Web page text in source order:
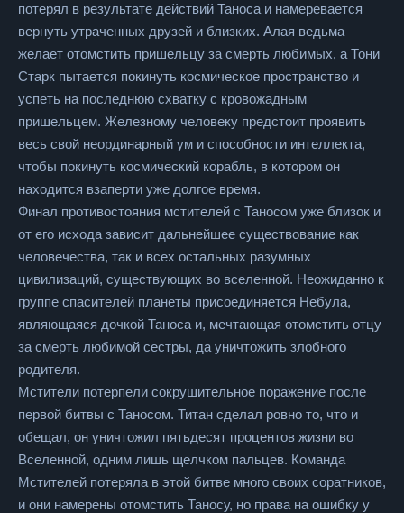
потерял в результате действий Таноса и намеревается
вернуть утраченных друзей и близких. Алая ведьма
желает отомстить пришельцу за смерть любимых, а Тони
Старк пытается покинуть космическое пространство и
успеть на последнюю схватку с кровожадным
пришельцем. Железному человеку предстоит проявить
весь свой неординарный ум и способности интеллекта,
чтобы покинуть космический корабль, в котором он
находится взаперти уже долгое время.
Финал противостояния мстителей с Таносом уже близок и
от его исхода зависит дальнейшее существование как
человечества, так и всех остальных разумных
цивилизаций, существующих во вселенной. Неожиданно к
группе спасителей планеты присоединяется Небула,
являющаяся дочкой Таноса и, мечтающая отомстить отцу
за смерть любимой сестры, да уничтожить злобного
родителя.
Мстители потерпели сокрушительное поражение после
первой битвы с Таносом. Титан сделал ровно то, что и
обещал, он уничтожил пятьдесят процентов жизни во
Вселенной, одним лишь щелчком пальцев. Команда
Мстителей потеряла в этой битве много своих соратников,
и они намерены отомстить Таносу, но права на ошибку у